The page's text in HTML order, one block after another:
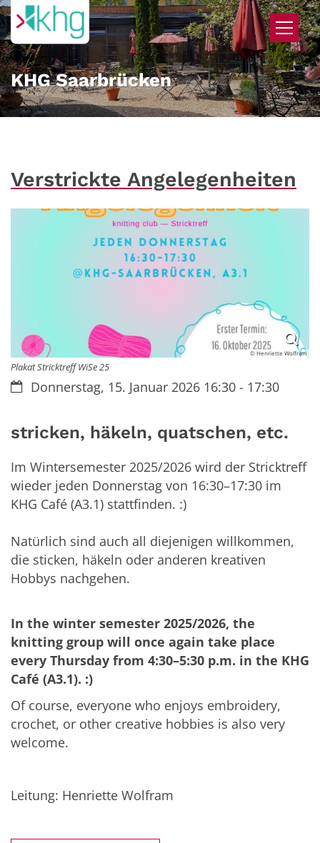
Zum Inhalt springen
KHG Saarbrücken
Verstrickte Angelegenheiten
© Henriette Wolfram
Plakat Stricktreff WiSe 25
Datum:Donnerstag, 15. Januar 2026 16:30 - 17:30
stricken, häkeln, quatschen, etc.
Im Wintersemester 2025/2026 wird der Stricktreff
wieder jeden Donnerstag von 16:30–17:30 im
KHG Café (A3.1) stattfinden. :)
Natürlich sind auch all diejenigen willkommen,
die sticken, häkeln oder anderen kreativen
Hobbys nachgehen.
In the winter semester 2025/2026, the
knitting group will once again take place
every Thursday from 4:30–5:30 p.m. in the KHG
Café (A3.1). :)
Of course, everyone who enjoys embroidery,
crochet, or other creative hobbies is also very
welcome.
Leitung: Henriette Wolfram